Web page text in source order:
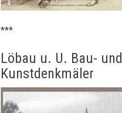
***
Löbau u. U. Bau- und
Kunstdenkmäler